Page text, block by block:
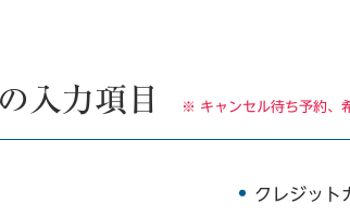
入力項目 ※ キャンセル待ち予約、
クレジット